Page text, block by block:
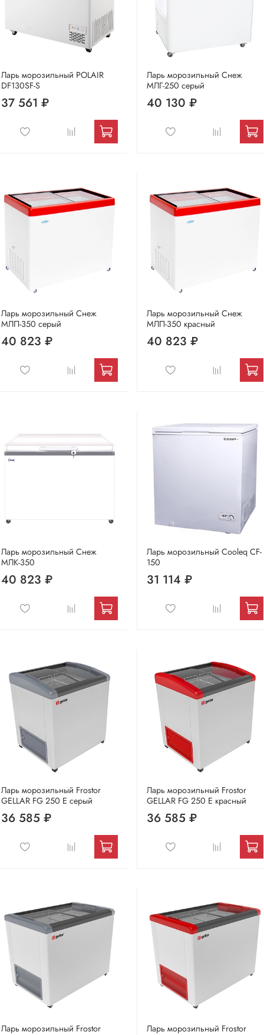
Ларь морозильный POLAIR
DF130SF-S
37 561 ₽
Ларь морозильный Снеж
МЛГ-250 серый
40 130 ₽
Ларь морозильный Снеж
МЛП-350 серый
40 823 ₽
Ларь морозильный Снеж
МЛП-350 красный
40 823 ₽
Ларь морозильный Снеж
МЛК-350
40 823 ₽
Ларь морозильный Cooleq CF-
150
31 114 ₽
Ларь морозильный Frostor
GELLAR FG 250 E серый
36 585 ₽
Ларь морозильный Frostor
GELLAR FG 250 E красный
36 585 ₽
Ларь морозильный Frostor
Ларь морозильный Frostor